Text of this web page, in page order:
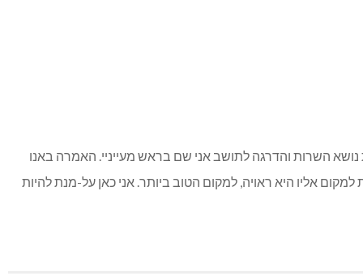
השרות והדרגה לתושב אני שם בראש מעייניי. האמרה באנו
אליו היא ראויה, למקום הטוב ביותר. אני כאן על-מנת להיות